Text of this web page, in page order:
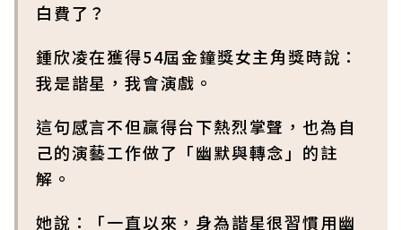
白費了？
鍾欣凌在獲得54屆金鐘獎女主角獎時說：
我是諧星，我會演戲。
這句感言不但贏得台下熱烈掌聲，也為自
己的演藝工作做了「幽默與轉念」的註
解。
她說：「一直以來，身為諧星很習慣用幽